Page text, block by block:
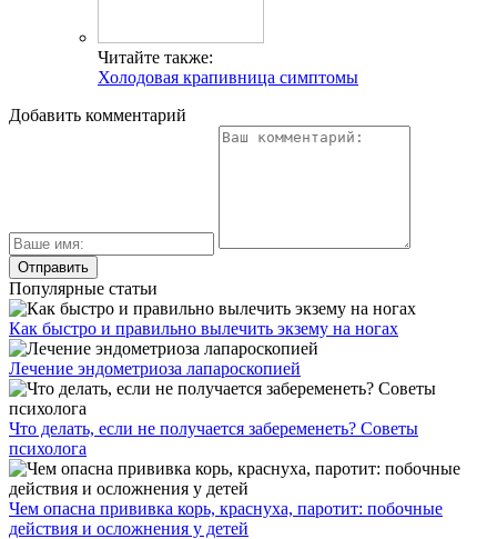
Читайте также:
Холодовая крапивница симптомы
Добавить комментарий
Популярные статьи
Как быстро и правильно вылечить экзему на ногах
Лечение эндометриоза лапароскопией
Что делать, если не получается забеременеть? Советы
психолога
Чем опасна прививка корь, краснуха, паротит: побочные
действия и осложнения у детей